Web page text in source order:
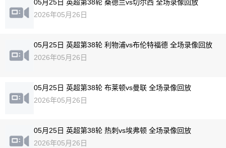
05月25日 英超第38轮 桑德兰vs切尔西 全场录像回放
2026年05月26日
05月25日 英超第38轮 利物浦vs布伦特福德 全场录像回放
2026年05月26日
05月25日 英超第38轮 布莱顿vs曼联 全场录像回放
2026年05月26日
05月25日 英超第38轮 热刺vs埃弗顿 全场录像回放
2026年05月26日